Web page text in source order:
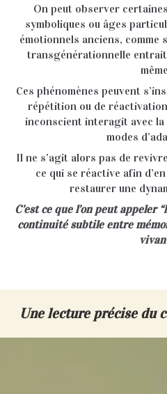
On peut observer
symboliques ou âges
émotionnels anciens, comme
transgénérationnelle
Ces phénomènes peuvent
répétition ou de
inconscient interagit avec la
modes
Il ne s’agit alors pas de
ce qui se réactive afin
restaurer une
C’est ce que l’on peut appeler
continuité subtile entre
Une lecture précise du